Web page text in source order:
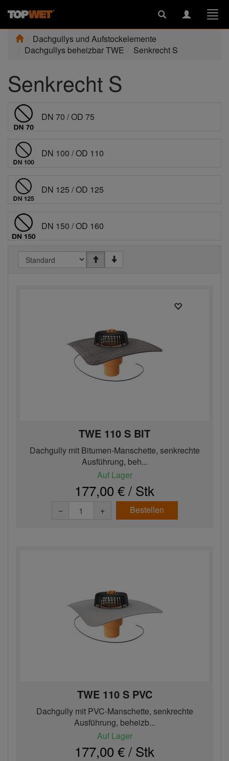
Toggle
Toggle
Dachgullys und Aufstockelemente
Dachgullys beheizbar TWE
Senkrecht S
Senkrecht S
DN 70 / OD 75
DN 100 / OD 110
DN 125 / OD 125
DN 150 / OD 160
TWE 110 S BIT
Dachgully mit Bitumen-Manschette, senkrechte
Ausführung, beh...
Auf Lager
177,00 € / Stk
− + Bestellen
TWE 110 S PVC
Dachgully mit PVC-Manschette, senkrechte
Ausführung, beheizb...
Auf Lager
177,00 € / Stk